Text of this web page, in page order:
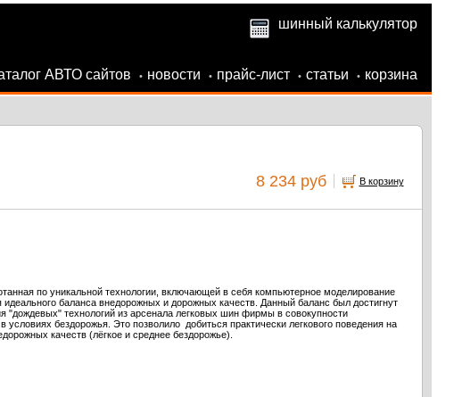
шинный калькулятор
АВТО сайтов • новости • прайс-лист • статьи • корзина
8 234 руб В корзину
по уникальной технологии, включающей в себя компьютерное моделирование
баланса внедорожных и дорожных качеств. Данный баланс был достигнут
"дождевых" технологий из арсенала легковых шин фирмы в совокупности
бездорожья. Это позволило добиться практически легкового поведения на
качеств (лёгкое и среднее бездорожье).